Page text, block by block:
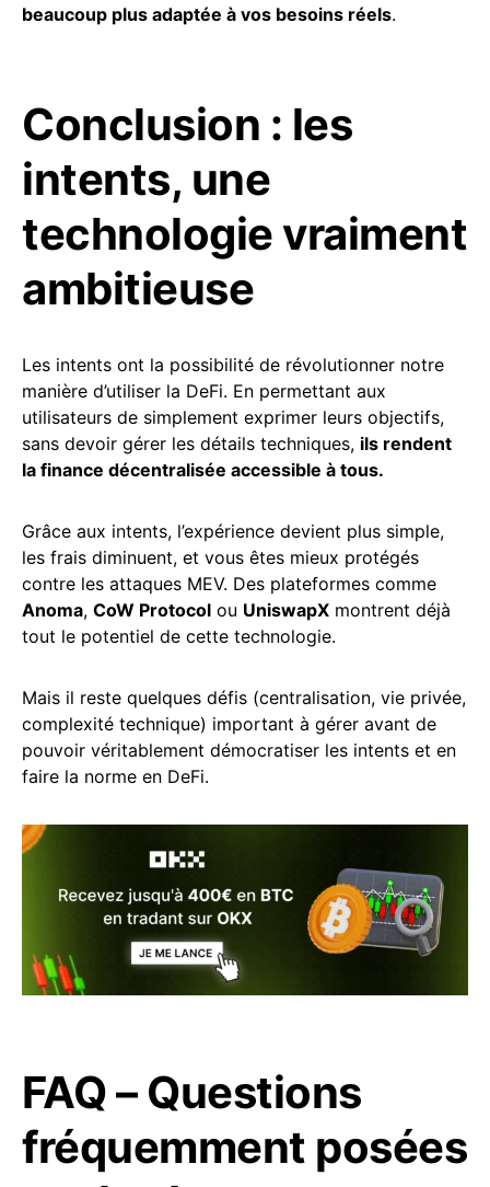
beaucoup plus adaptée à vos besoins réels.
Conclusion : les
intents, une
technologie vraiment
ambitieuse
Les intents ont la possibilité de révolutionner notre
manière d’utiliser la DeFi. En permettant aux
utilisateurs de simplement exprimer leurs objectifs,
sans devoir gérer les détails techniques, ils rendent
la finance décentralisée accessible à tous.
Grâce aux intents, l’expérience devient plus simple,
les frais diminuent, et vous êtes mieux protégés
contre les attaques MEV. Des plateformes comme
Anoma, CoW Protocol ou UniswapX montrent déjà
tout le potentiel de cette technologie.
Mais il reste quelques défis (centralisation, vie privée,
complexité technique) important à gérer avant de
pouvoir véritablement démocratiser les intents et en
faire la norme en DeFi.
FAQ – Questions
fréquemment posées